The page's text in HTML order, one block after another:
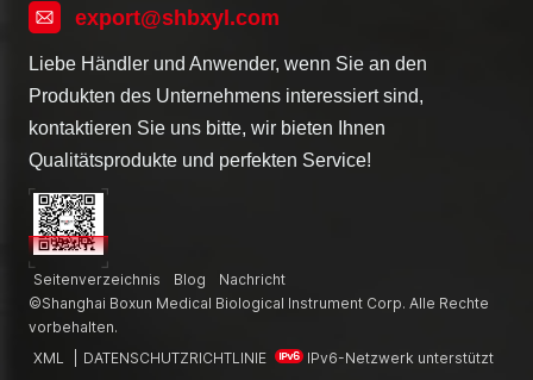
export@shbxyl.com
Liebe Händler und Anwender, wenn Sie an den
Produkten des Unternehmens interessiert sind,
kontaktieren Sie uns bitte, wir bieten Ihnen
Qualitätsprodukte und perfekten Service!
Seitenverzeichnis Blog
Nachricht
©Shanghai Boxun Medical Biological Instrument Corp. Alle Rechte
vorbehalten.
XML
DATENSCHUTZRICHTLINIE IPv6-Netzwerk unterstützt